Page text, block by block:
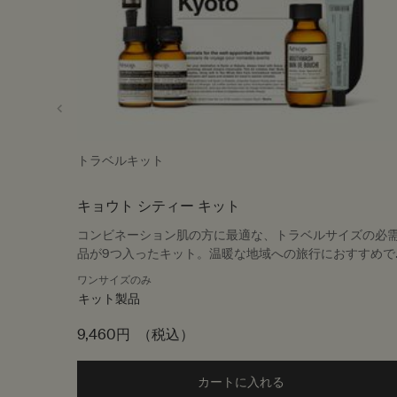
トラベルキット
キョウト シティー キット
コンビネーション肌の方に最適な、トラベルサイズの必
品が9つ入ったキット。温暖な地域への旅行におすすめで
ワンサイズのみ
キット製品
9,460円 （税込）
カートに入れる